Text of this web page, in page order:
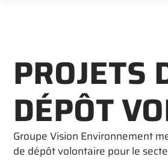
PROJETS
DÉPÔT
Groupe Vision Environnement
de dépôt volontaire pour le